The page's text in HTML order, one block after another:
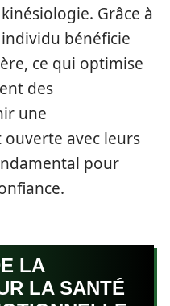
Grâce à
bénéficie
ce qui optimise
des
une
avec leurs
pour
LA
LA SANTÉ